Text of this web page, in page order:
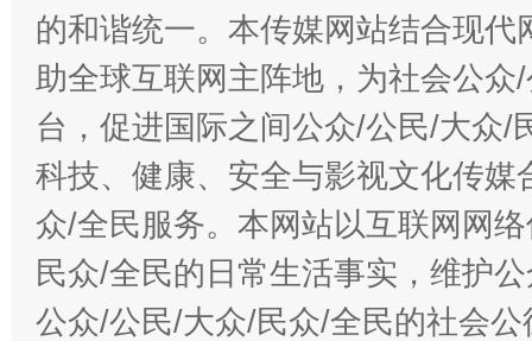
的和谐统一。本传媒网站结合现
助全球互联网主阵地，为社会公
台，促进国际之间公众/公民/大众/
科技、健康、安全与影视文化传
众/全民服务。本网站以互联网网
民众/全民的日常生活事实，维护
公众/公民/大众/民众/全民的社会公